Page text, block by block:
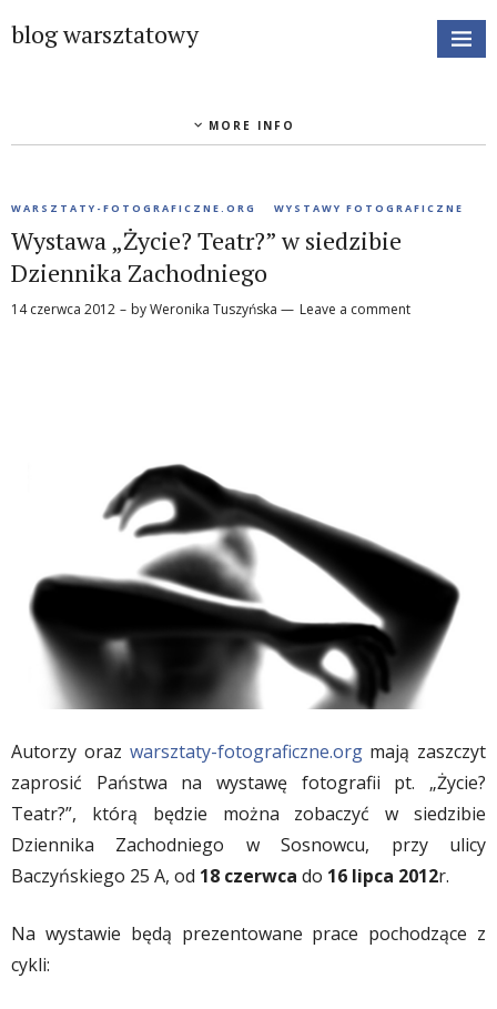
blog warsztatowy
MORE INFO
WARSZTATY-FOTOGRAFICZNE.ORG WYSTAWY FOTOGRAFICZNE
Wystawa „Życie? Teatr?” w siedzibie
Dziennika Zachodniego
14 czerwca 2012 byWeronika Tuszyńska Leave a comment
Autorzy oraz warsztaty-fotograficzne.orgmają zaszczyt
zaprosić Państwa na wystawę fotografii pt. „Życie?
Teatr?”, którą będzie można zobaczyć w siedzibie
Dziennika Zachodniego w Sosnowcu, przy ulicy
Baczyńskiego 25 A, od 18 czerwca do 16 lipca 2012r.
Na wystawie będą prezentowane prace pochodzące z
cykli: